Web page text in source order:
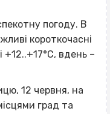
погоду. В
короткочасні
+12..+17°С, вдень –
12 червня, на
град та